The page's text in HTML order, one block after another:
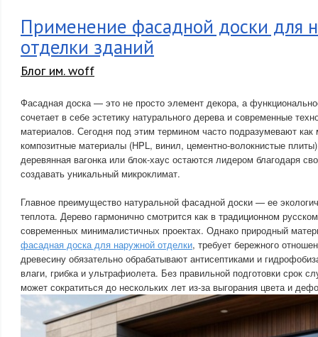
Применение фасадной доски для
отделки зданий
Блог им. woff
Фасадная доска — это не просто элемент декора, а
сочетает в себе эстетику натурального дерева и современные
материалов. Сегодня под этим термином часто подразумевают
композитные материалы (HPL, винил, цементно-волокнистые
деревянная вагонка или блок-хаус остаются лидером благодаря
создавать уникальный микроклимат.
Главное преимущество натуральной фасадной доски — ее
теплота. Дерево гармонично смотрится как в традиционном
современных минималистичных проектах. Однако природный
фасадная доска для наружной отделки, требует бережного
древесину обязательно обрабатывают антисептиками и
влаги, грибка и ультрафиолета. Без правильной подготовки срок
может сократиться до нескольких лет из-за выгорания цвета и